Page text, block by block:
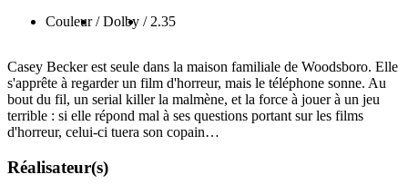
Couleur / Dolby / 2.35
Casey Becker est seule dans la maison familiale de Woodsboro. Elle
s'apprête à regarder un film d'horreur, mais le téléphone sonne. Au
bout du fil, un serial killer la malmène, et la force à jouer à un jeu
terrible : si elle répond mal à ses questions portant sur les films
d'horreur, celui-ci tuera son copain…
Réalisateur(s)